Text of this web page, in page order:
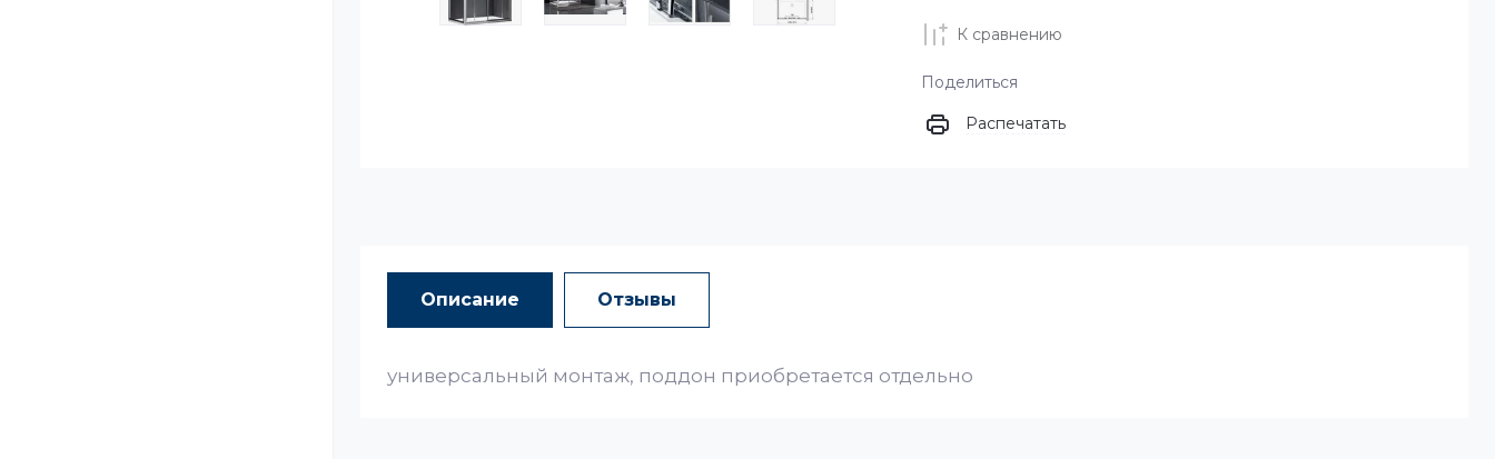
К сравнению
Поделиться
Распечатать
Описание Отзывы
универсальный монтаж, поддон приобретается отдельно